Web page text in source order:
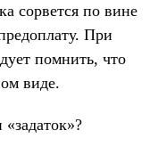
сорвется по вине
При
помнить, что
виде.